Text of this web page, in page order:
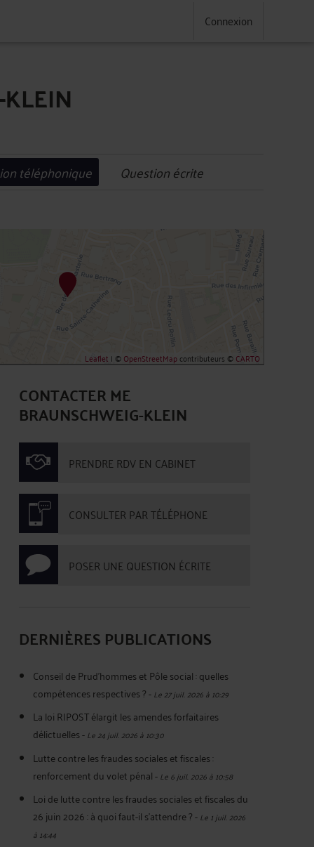
Connexion
téléphonique Question écrite
Leaflet | ©OpenStreetMapcontributeurs ©CARTO
CONTACTER ME
BRAUNSCHWEIG-KLEIN
PRENDRE RDV EN CABINET
CONSULTER PAR TÉLÉPHONE
POSER UNE QUESTION ÉCRITE
DERNIÈRES PUBLICATIONS
Conseil de Prud’hommes et Pôle social : quelles
compétences respectives ?-Le 27 juil. 2026 à 10:29
La loi RIPOST élargit les amendes forfaitaires
délictuelles-Le 24 juil. 2026 à 10:30
Lutte contre les fraudes sociales et fiscales :
renforcement du volet pénal-Le 6 juil. 2026 à 10:58
Loi de lutte contre les fraudes sociales et fiscales du
26 juin 2026 : à quoi faut-il s’attendre ?-Le 1 juil. 2026
à 14:44